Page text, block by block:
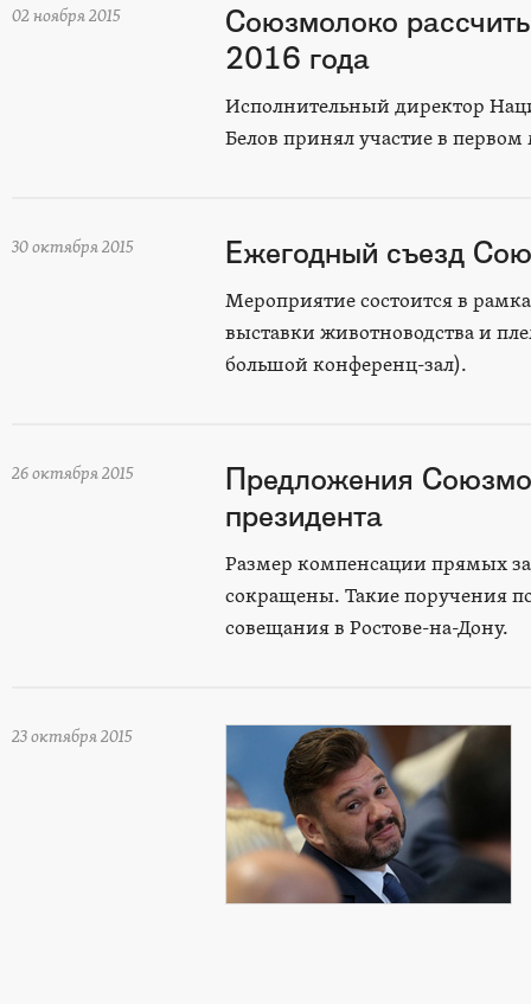
02 ноября 2015
Союзмолоко
2016 года
Исполнительный директор
Белов принял участие в
30 октября 2015 Ежегодный съезд
Мероприятие состоится в
выставки животноводства и
большой конференц-зал).
26 октября 2015
Предложения
президента
Размер компенсации прямых
сокращены. Такие поручения
совещания в Ростове-на-Дону.
23 октября 2015